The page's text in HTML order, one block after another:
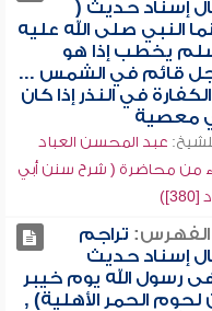
إسناد حديث (
النبي صلى الله عليه
يخطب إذا هو
قائم في الشمس ...
في النذر إذا كان
معصية
عبد المحسن العباد
من محاضرة ( شرح سنن أبي
الفهرس: تراجم
إسناد حديث
رسول الله يوم خيبر
لحوم الحمر الأهلية) ,